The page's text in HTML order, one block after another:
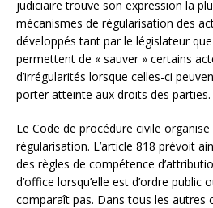
judiciaire trouve son expression la
mécanismes de régularisation des
développés tant par le législateur
permettent de « sauver » certains
d’irrégularités lorsque celles-ci
porter atteinte aux droits des parties.
Le Code de procédure civile organise
régularisation. L’article 818 prévoit
des règles de compétence
d’office lorsqu’elle est d’ordre public
comparaît pas. Dans tous les autres